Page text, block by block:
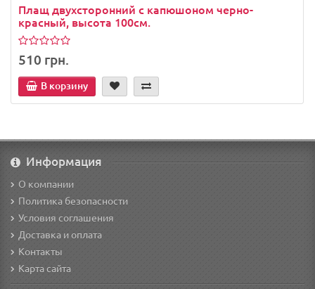
Плащ двухсторонний c капюшоном черно-
красный, высота 100см.
510 грн.
В корзину
Информация
О компании
Политика безопасности
Условия соглашения
Доставка и оплата
Контакты
Карта сайта